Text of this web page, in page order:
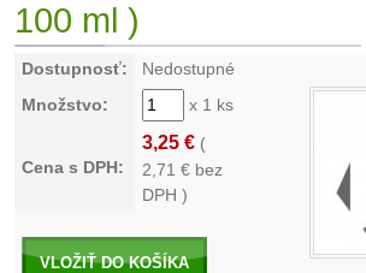
100 ml )
Dostupnosť:
Nedostupné
Množstvo:
x 1 ks
Cena s DPH:
3,25 € (
2,71 € bez
DPH )
VLOŽIŤ DO KOŠÍKA